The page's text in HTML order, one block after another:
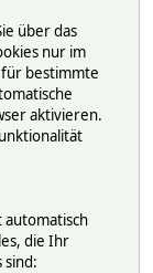
über das
nur im
für bestimmte
aktivieren.
die Ihr
sind: